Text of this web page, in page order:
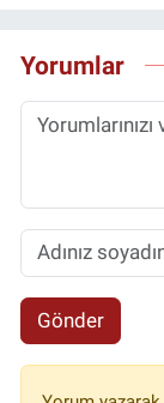
Yorumlar
Gönder